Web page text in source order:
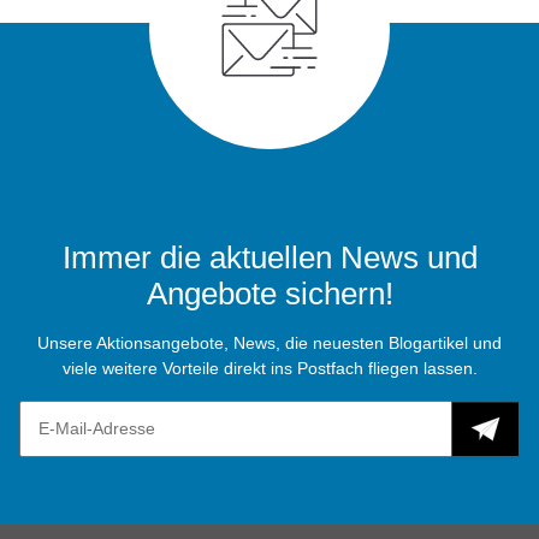
Immer die aktuellen News und
Angebote sichern!
Unsere Aktionsangebote, News, die neuesten Blogartikel und
viele weitere Vorteile direkt ins Postfach fliegen lassen.